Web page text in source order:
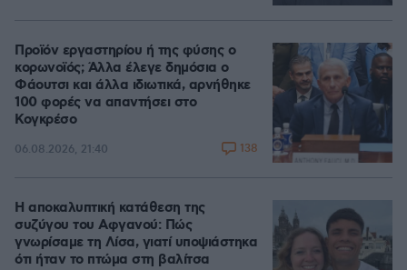
Προϊόν εργαστηρίου ή της φύσης ο
κορωνοϊός; Άλλα έλεγε δημόσια ο
Φάουτσι και άλλα ιδιωτικά, αρνήθηκε
100 φορές να απαντήσει στο
Κογκρέσο
06.08.2026, 21:40 138
Η αποκαλυπτική κατάθεση της
συζύγου του Αφγανού: Πώς
γνωρίσαμε τη Λίσα, γιατί υποψιάστηκα
ότι ήταν το πτώμα στη βαλίτσα